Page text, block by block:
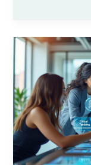
Gemini
simplifier
l’édition
photo
des
novices